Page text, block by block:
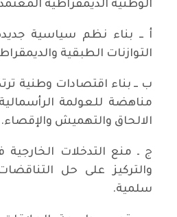
الوطنية الديمقراطية المعتمد
أ ــ بناء نظم سياسية
التوازنات الطبقية
ب ــ بناء اقتصادات وطنية
مناهضة للعولمة
الالحاق والتهميش والإقصاء.
ج ـ منع التدخلات الخارجية
والتركيز على حل
سلمية.